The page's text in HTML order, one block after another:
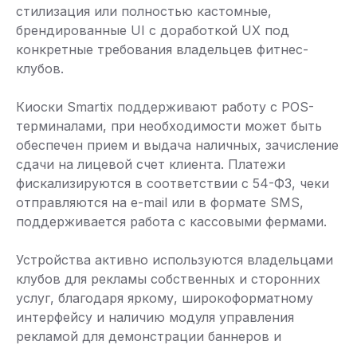
стилизация или полностью кастомные,
брендированные UI с доработкой UX под
конкретные требования владельцев фитнес-
клубов.
Киоски Smartix поддерживают работу с POS-
терминалами, при необходимости может быть
обеспечен прием и выдача наличных, зачисление
сдачи на лицевой счет клиента. Платежи
фискализируются в соответствии с 54-ФЗ, чеки
отправляются на e-mail или в формате SMS,
поддерживается работа с кассовыми фермами.
Устройства активно используются владельцами
клубов для рекламы собственных и сторонних
услуг, благодаря яркому, широкоформатному
интерфейсу и наличию модуля управления
рекламой для демонстрации баннеров и